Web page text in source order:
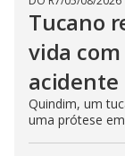
Tucano
vida
acidente
Quindim, um
uma prótese